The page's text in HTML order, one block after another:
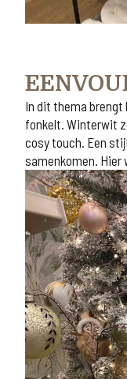
In dit thema
fonkelt. Winterwit
cosy touch. Een
samenkomen. Hier